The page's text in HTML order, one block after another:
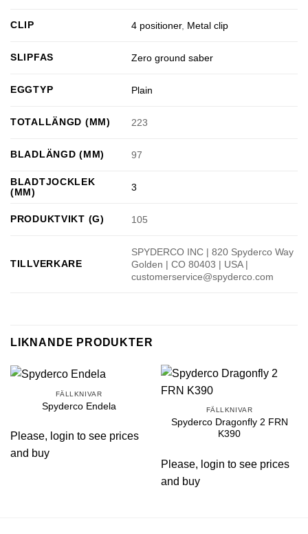
CLIP 4 positioner, Metal clip
SLIPFAS Zero ground saber
EGGTYP Plain
TOTALLÄNGD (MM) 223
BLADLÄNGD (MM) 97
BLADTJOCKLEK
(MM)
3
PRODUKTVIKT (G) 105
TILLVERKARE
SPYDERCO INC | 820 Spyderco Way
Golden | CO 80403 | USA |
customerservice@spyderco.com
LIKNANDE PRODUKTER
FÄLLKNIVAR
Spyderco Endela
Please, login to see prices
and buy
FÄLLKNIVAR
Spyderco Dragonfly 2 FRN
K390
Please, login to see prices
and buy